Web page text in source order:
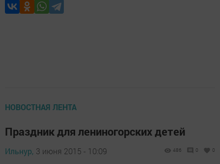
НОВОСТНАЯ ЛЕНТА
Праздник для лениногорских детей
Ильнур, 3 июня 2015 - 10:09 486 0 0